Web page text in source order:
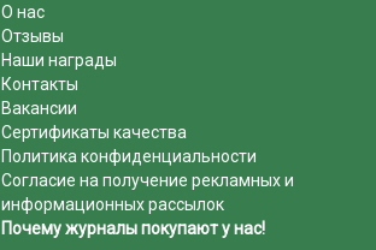
О нас
Отзывы
Наши награды
Контакты
Вакансии
Сертификаты качества
Политика конфиденциальности
Согласие на получение рекламных и
информационных рассылок
Почему журналы покупают у нас!